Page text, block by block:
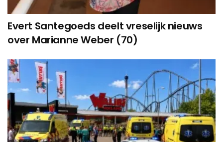
Evert Santegoeds deelt vreselijk nieuws
over Marianne Weber (70)